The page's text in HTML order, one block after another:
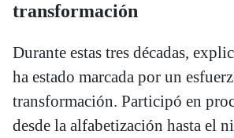
transformación
Durante estas tres décadas,
ha estado marcada por un
transformación. Participó en
desde la alfabetización hasta el